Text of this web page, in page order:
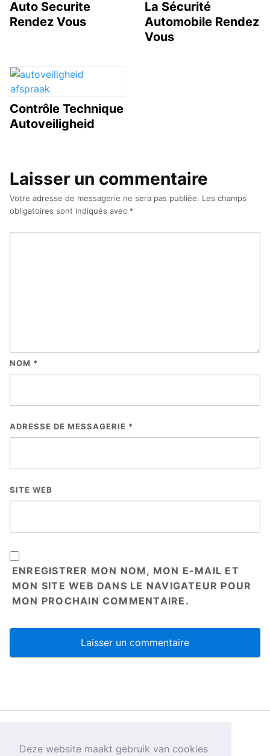
Auto Securite
Rendez Vous
La Sécurité
Automobile Rendez
Vous
Contrôle Technique
Autoveiligheid
Laisser un commentaire
Votre adresse de messagerie ne sera pas publiée. Les champs
obligatoires sont indiqués avec *
NOM *
ADRESSE DE MESSAGERIE *
SITE WEB
ENREGISTRER MON NOM, MON E-MAIL ET
MON SITE WEB DANS LE NAVIGATEUR POUR
MON PROCHAIN COMMENTAIRE.
Deze website maakt gebruik van cookies